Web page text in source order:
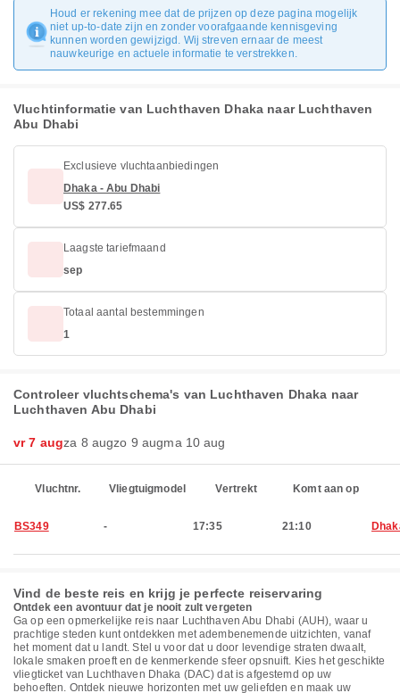
Houd er rekening mee dat de prijzen op deze pagina mogelijk
niet up-to-date zijn en zonder voorafgaande kennisgeving
kunnen worden gewijzigd. Wij streven ernaar de meest
nauwkeurige en actuele informatie te verstrekken.
Vluchtinformatie van Luchthaven Dhaka naar Luchthaven
Abu Dhabi
Exclusieve vluchtaanbiedingen
Dhaka - Abu Dhabi
US$ 277.65
Laagste tariefmaand
sep
Totaal aantal bestemmingen
1
Controleer vluchtschema's van Luchthaven Dhaka naar
Luchthaven Abu Dhabi
vr 7 augza 8 augzo 9 augma 10 aug
Vluchtnr. Vliegtuigmodel Vertrekt Komt aan op
BS349 - 17:35 21:10
Vind de beste reis en krijg je perfecte reiservaring
Ontdek een avontuur dat je nooit zult vergeten
Ga op een opmerkelijke reis naar Luchthaven Abu Dhabi (AUH), waar u
prachtige steden kunt ontdekken met adembenemende uitzichten, vanaf
het moment dat u landt. Stel u voor dat u door levendige straten dwaalt,
lokale smaken proeft en de kenmerkende sfeer opsnuift. Kies het geschikte
vliegticket van Luchthaven Dhaka (DAC) dat is afgestemd op uw
behoeften. Ontdek nieuwe horizonten met uw geliefden en maak uw